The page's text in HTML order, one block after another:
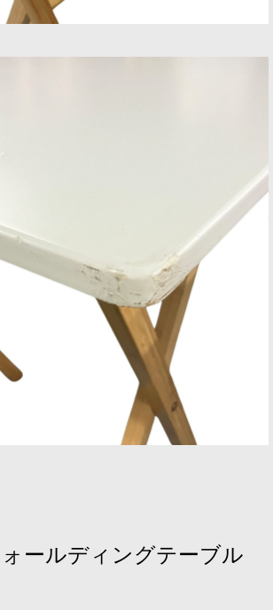
ールディングテーブル